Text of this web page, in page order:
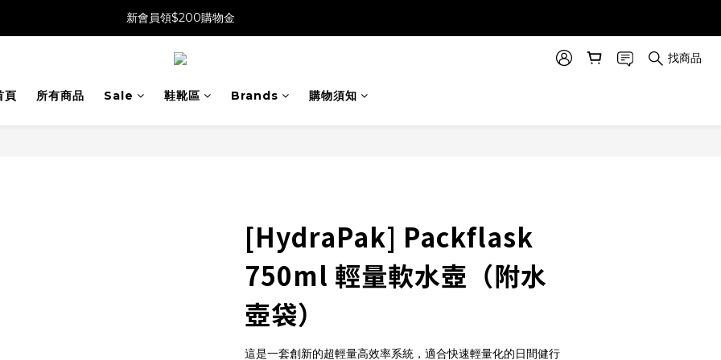
新會員領$200購物金
找商品
頁 所有商品 Sale 鞋靴區 Brands 購物須知
[HydraPak] Packflask
750ml 輕量軟水壺（附水
壺袋）
這是一套創新的超輕量高效率系統，適合快速輕量化的日間健行
立即購買